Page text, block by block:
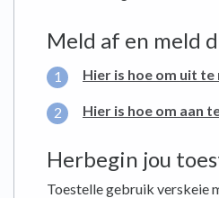
Meld af en meld
Hier is hoe om uit te
Hier is hoe om aan
Herbegin jou
Toestelle gebruik verskeie